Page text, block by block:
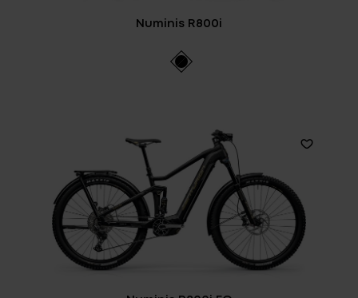
Numinis R800i